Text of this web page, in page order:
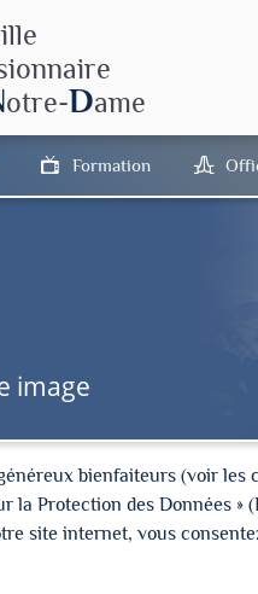
otre-Dame
Formation
image
bienfaiteurs (voir les
Protection des Données »
site internet, vous